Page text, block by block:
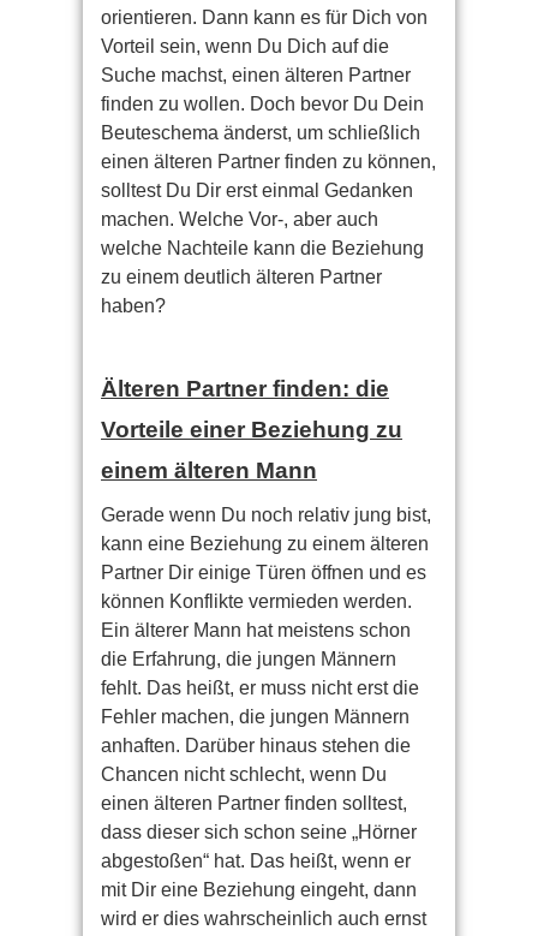
orientieren. Dann kann es für Dich von
Vorteil sein, wenn Du Dich auf die
Suche machst, einen älteren Partner
finden zu wollen. Doch bevor Du Dein
Beuteschema änderst, um schließlich
einen älteren Partner finden zu können,
solltest Du Dir erst einmal Gedanken
machen. Welche Vor-, aber auch
welche Nachteile kann die Beziehung
zu einem deutlich älteren Partner
haben?
Älteren Partner finden: die
Vorteile einer Beziehung zu
einem älteren Mann
Gerade wenn Du noch relativ jung bist,
kann eine Beziehung zu einem älteren
Partner Dir einige Türen öffnen und es
können Konflikte vermieden werden.
Ein älterer Mann hat meistens schon
die Erfahrung, die jungen Männern
fehlt. Das heißt, er muss nicht erst die
Fehler machen, die jungen Männern
anhaften. Darüber hinaus stehen die
Chancen nicht schlecht, wenn Du
einen älteren Partner finden solltest,
dass dieser sich schon seine „Hörner
abgestoßen“ hat. Das heißt, wenn er
mit Dir eine Beziehung eingeht, dann
wird er dies wahrscheinlich auch ernst